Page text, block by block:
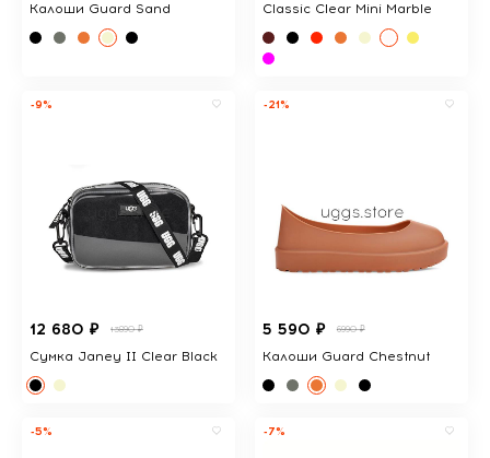
Калоши Guard Sand Classic Clear Mini Marble
-9%
12 680 ₽ 13890 ₽
Сумка Janey II Clear Black
-21%
5 590 ₽ 6990 ₽
Калоши Guard Chestnut
-5% -7%